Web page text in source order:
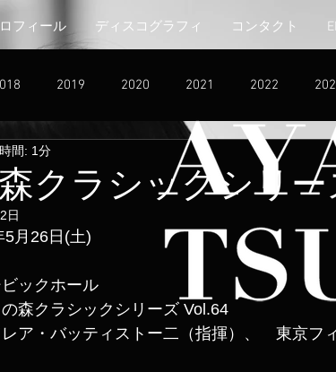
フィール ディスコグラフィ コンタクト
2019 2020 2021 2022
クラシックシリー
間: 1分
日
5月26日(土)
ビックホール
の森クラシックシリーズ Vol.64
レア・バッティストー二（指揮）、　東京フ